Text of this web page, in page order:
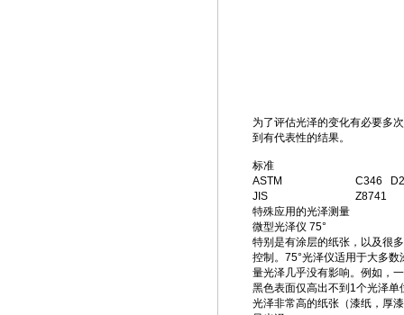
为了评估光泽的变化有必要多
到有代表性的结果。
标准
ASTM
C346
JIS
Z8741
特殊应用的光泽测量
微型光泽仪 75°
特别是有涂层的纸张，以及很
控制。75°光泽仪适用于大多
量光泽几乎没有影响。例如，
黑色表面仅高出不到1个光泽单
光泽非常高的纸张（漆纸，厚